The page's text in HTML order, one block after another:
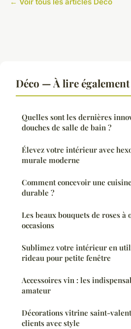
Déco — À lire également
Quelles sont les dernières
douches de salle de bain ?
Élevez votre intérieur avec
murale moderne
Comment concevoir une
durable ?
Les beaux bouquets de roses
occasions
Sublimez votre intérieur en
rideau pour petite fenêtre
Accessoires vin : les
amateur
Décorations vitrine saint-
clients avec style